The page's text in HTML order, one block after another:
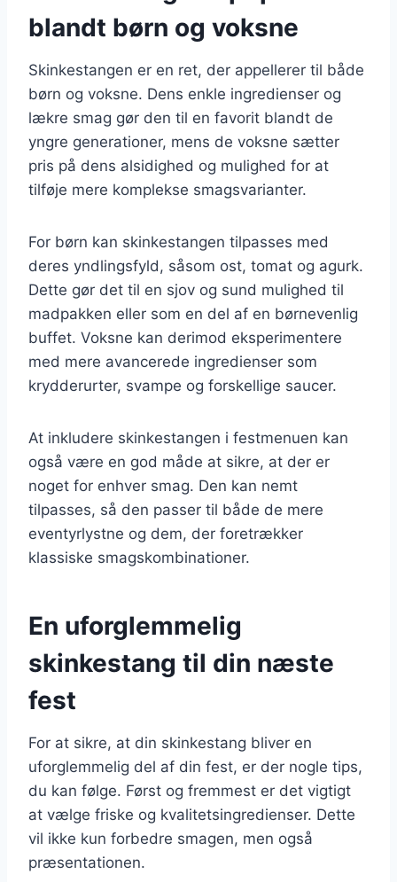
blandt børn og voksne
Skinkestangen er en ret, der appellerer til både
børn og voksne. Dens enkle ingredienser og
lækre smag gør den til en favorit blandt de
yngre generationer, mens de voksne sætter
pris på dens alsidighed og mulighed for at
tilføje mere komplekse smagsvarianter.
For børn kan skinkestangen tilpasses med
deres yndlingsfyld, såsom ost, tomat og agurk.
Dette gør det til en sjov og sund mulighed til
madpakken eller som en del af en børnevenlig
buffet. Voksne kan derimod eksperimentere
med mere avancerede ingredienser som
krydderurter, svampe og forskellige saucer.
At inkludere skinkestangen i festmenuen kan
også være en god måde at sikre, at der er
noget for enhver smag. Den kan nemt
tilpasses, så den passer til både de mere
eventyrlystne og dem, der foretrækker
klassiske smagskombinationer.
En uforglemmelig
skinkestang til din næste
fest
For at sikre, at din skinkestang bliver en
uforglemmelig del af din fest, er der nogle tips,
du kan følge. Først og fremmest er det vigtigt
at vælge friske og kvalitetsingredienser. Dette
vil ikke kun forbedre smagen, men også
præsentationen.